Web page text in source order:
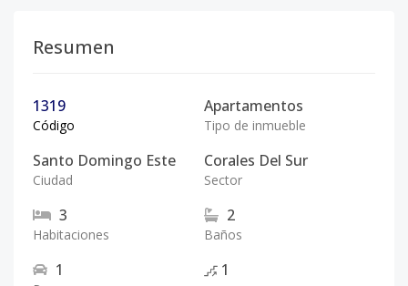
Resumen
1319
Código
Apartamentos
Tipo de inmueble
Santo Domingo Este
Ciudad
Corales Del Sur
Sector
3
Habitaciones
2
Baños
1 1